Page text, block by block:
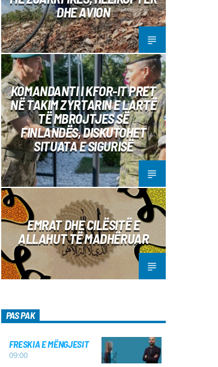
DHE AVION
KOMANDANTI I KFOR-IT PRET
NË TAKIM ZYRTARIN E LARTË
TË MBROJTJES SË
FINLANDËS, DISKUTOHET
SITUATA E SIGURISË
EMRAT DHE CILËSITË E
ALLAHUT TË MADHËRUAR
PAS PAK
FRESKIA E MËNGJESIT
09:00